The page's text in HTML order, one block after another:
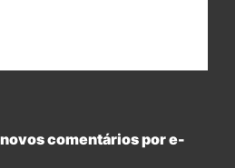
comentários por e-